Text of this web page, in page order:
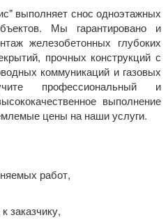
выполняет снос одноэтажных
Мы гарантировано и
железобетонных глубоких
прочных конструкций с
коммуникаций и газовых
профессиональный и
выполнение
цены на наши услуги.
работ,
заказчику,